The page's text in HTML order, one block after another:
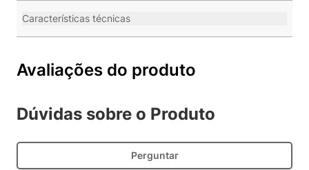
Características técnicas
Avaliações do produto
Dúvidas sobre o Produto
Perguntar